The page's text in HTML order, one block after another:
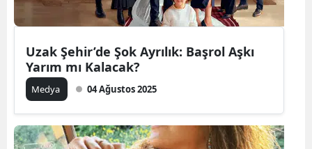
Uzak Şehir’de Şok Ayrılık: Başrol Aşkı
Yarım mı Kalacak?
Medya 04 Ağustos 2025